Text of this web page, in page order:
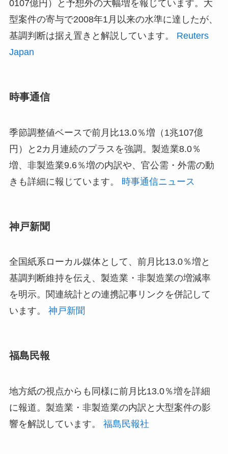
0107億円）と予想外の大幅増を報じています。大
型案件の寄与で2008年1月以来の水準に達したが、
基調判断は据え置きと解説しています。 Reuters
Japan
時事通信
季節調整値ベースで前月比13.0％増（1兆107億
円）と2カ月連続のプラスを強調。製造業8.0％
増、非製造業9.6％増の内訳や、官公需・外需の動
きも詳細に報じています。 時事通信ニュース
神戸新聞
全国紙系ローカル媒体として、前月比13.0％増と
基調判断維持を伝え、製造業・非製造業の増減率
を明示。関連統計との連携記事リンクを併記して
います。 神戸新聞
福島民報
地方紙の視点からも同様に前月比13.0％増を詳細
に報道。製造業・非製造業の内訳と大型案件の影
響を解説しています。 福島民報社